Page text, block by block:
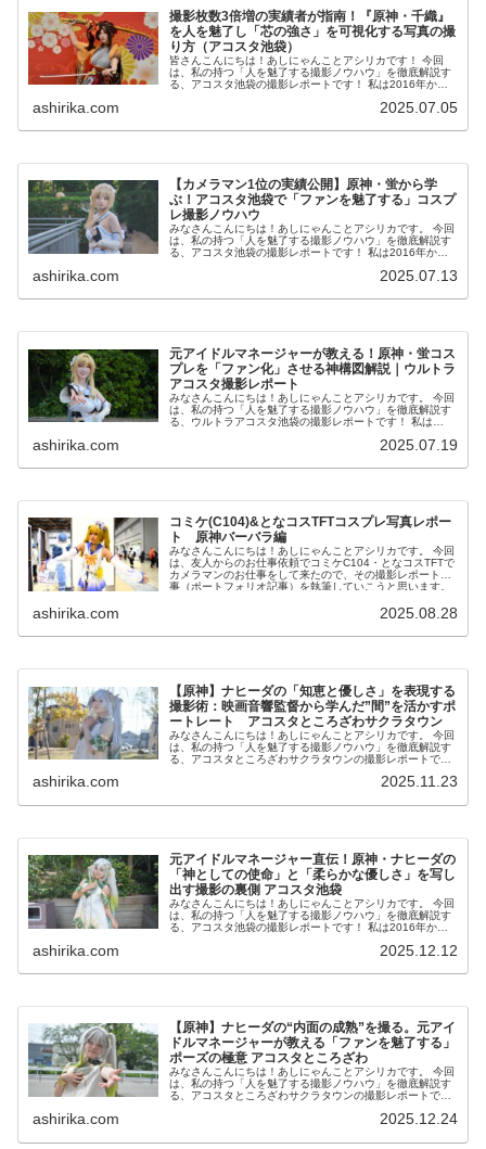
撮影枚数3倍増の実績者が指南！『原神・千織』
を人を魅了し「芯の強さ」を可視化する写真の撮
り方（アコスタ池袋）
皆さんこんにちは！あしにゃんことアシリカです！ 今回
は、私の持つ「人を魅了する撮影ノウハウ」を徹底解説す
る、アコスタ池袋の撮影レポートです！ 私は2016年から
ashirika.com 2025.07.05
【カメラマン1位の実績公開】原神・蛍から学
ぶ！アコスタ池袋で「ファンを魅了する」コスプ
レ撮影ノウハウ
みなさんこんにちは！あしにゃんことアシリカです。 今回
は、私の持つ「人を魅了する撮影ノウハウ」を徹底解説す
る、アコスタ池袋の撮影レポートです！ 私は2016年から
ashirika.com 2025.07.13
元アイドルマネージャーが教える！原神・蛍コス
プレを「ファン化」させる神構図解説｜ウルトラ
アコスタ撮影レポート
みなさんこんにちは！あしにゃんことアシリカです。 今回
は、私の持つ「人を魅了する撮影ノウハウ」を徹底解説す
る、ウルトラアコスタ池袋の撮影レポートです！ 私は
ashirika.com 2025.07.19
コミケ(C104)&となコスTFTコスプレ写真レポー
ト 原神バーバラ編
みなさんこんにちは！あしにゃんことアシリカです。 今回
は、友人からのお仕事依頼でコミケC104・となコスTFTで
カメラマンのお仕事をして来たので、その撮影レポート記
事（ポートフォリオ記事）を執筆していこうと思います。
ashirika.com 2025.08.28
【原神】ナヒーダの「知恵と優しさ」を表現する
撮影術：映画音響監督から学んだ”間”を活かすポ
ートレート アコスタところざわサクラタウン
みなさんこんにちは！あしにゃんことアシリカです。 今回
は、私の持つ「人を魅了する撮影ノウハウ」を徹底解説す
る、アコスタところざわサクラタウンの撮影レポートで
ashirika.com 2025.11.23
元アイドルマネージャー直伝！原神・ナヒーダの
「神としての使命」と「柔らかな優しさ」を写し
出す撮影の裏側 アコスタ池袋
みなさんこんにちは！あしにゃんことアシリカです。 今回
は、私の持つ「人を魅了する撮影ノウハウ」を徹底解説す
る、アコスタ池袋の撮影レポートです！ 私は2016年から
ashirika.com 2025.12.12
【原神】ナヒーダの“内面の成熟”を撮る。元アイ
ドルマネージャーが教える「ファンを魅了する」
ポーズの極意 アコスタところざわ
みなさんこんにちは！あしにゃんことアシリカです。 今回
は、私の持つ「人を魅了する撮影ノウハウ」を徹底解説す
る、アコスタところざわサクラタウンの撮影レポートで
ashirika.com 2025.12.24